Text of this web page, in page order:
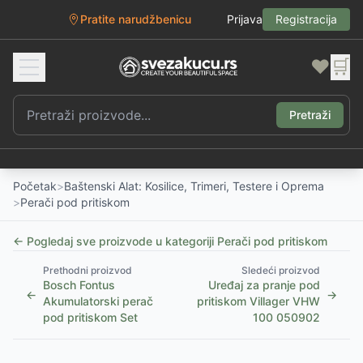
Pratite narudžbenicu Prijava Registracija
❤️ 🛒
Pretraži
Početak>Baštenski Alat: Kosilice, Trimeri, Testere i Oprema
>Perači pod pritiskom
← Pogledaj sve proizvode u kategoriji Perači pod pritiskom
←
Prethodni proizvod
Bosch Fontus
Akumulatorski perač
pod pritiskom Set
Sledeći proizvod
Uređaj za pranje pod
pritiskom Villager VHW
100 050902
→